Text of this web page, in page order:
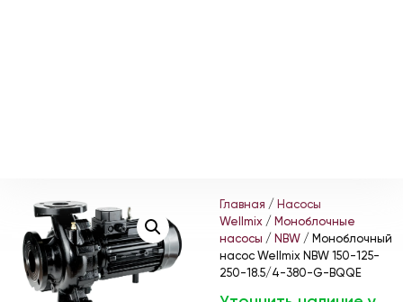
Главная / Насосы
Wellmix / Моноблочные
насосы / NBW / Моноблочный
насос Wellmix NBW 150-125-
250-18.5/4-380-G-BQQE